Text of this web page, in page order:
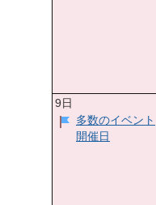
9日
多数のイベント
開催日